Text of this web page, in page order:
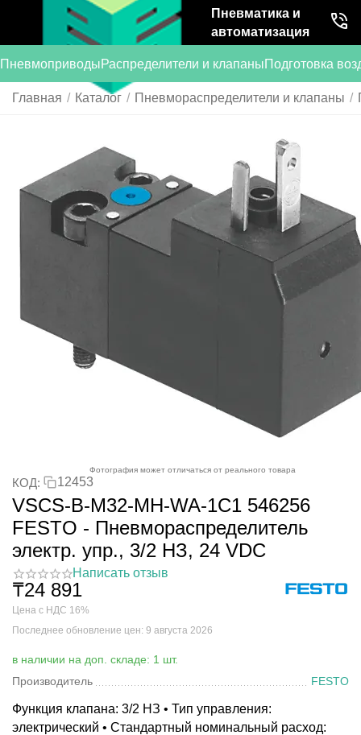
Пневматика и
автоматизация
ПневмоприводыРаспределители и клапаныПодготовка
Главная / Каталог / Пневмораспределители и клапаны /
Фотография может отличаться от реального товара
КОД: 12453
VSCS-B-M32-MH-WA-1C1 546256
FESTO - Пневмораспределитель
электр. упр., 3/2 НЗ, 24 VDC
Написать отзыв
₸24 891
Цена с НДС 16%
Последнее обновление цен: 9 августа 2026
в наличии на доп. складе: 1 шт.
Производитель
FESTO
Функция клапана: 3/2 НЗ • Тип управления:
электрический • Стандартный номинальный расход: